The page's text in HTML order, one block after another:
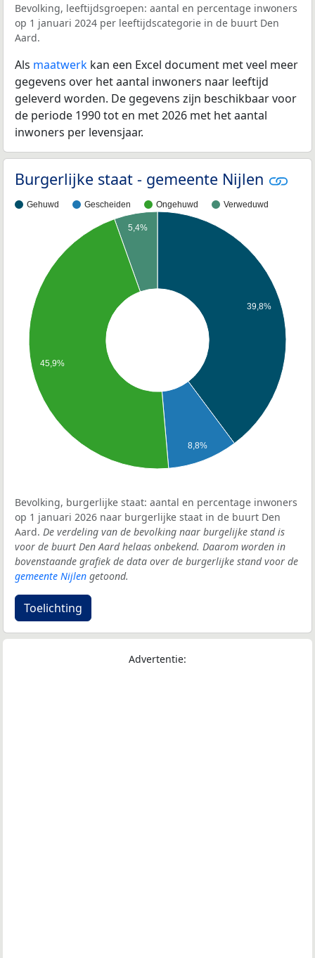
Bevolking, leeftijdsgroepen: aantal en percentage inwoners
op 1 januari 2024 per leeftijdscategorie in de buurt Den
Aard.
Als maatwerk kan een Excel document met veel meer
gegevens over het aantal inwoners naar leeftijd
geleverd worden. De gegevens zijn beschikbaar voor
de periode 1990 tot en met 2026 met het aantal
inwoners per levensjaar.
Burgerlijke staat - gemeente Nijlen
Gehuwd Gescheiden Ongehuwd Verweduwd
39,8%
8,8%
5,4%
45,9%
Bevolking, burgerlijke staat: aantal en percentage inwoners
op 1 januari 2026 naar burgerlijke staat in de buurt Den
Aard. De verdeling van de bevolking naar burgelijke stand is
voor de buurt Den Aard helaas onbekend. Daarom worden in
bovenstaande grafiek de data over de burgerlijke stand voor de
gemeente Nijlen getoond.
Toelichting
Advertentie: